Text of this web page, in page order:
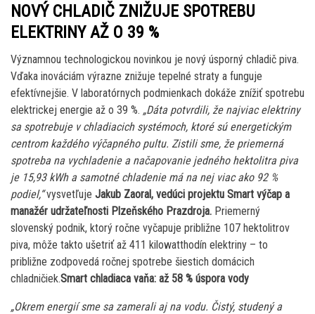
NOVÝ CHLADIČ ZNIŽUJE SPOTREBU
ELEKTRINY AŽ O 39 %
Významnou technologickou novinkou je nový úsporný chladič piva.
Vďaka inováciám výrazne znižuje tepelné straty a funguje
efektívnejšie. V laboratórnych podmienkach dokáže znížiť spotrebu
elektrickej energie až o 39 %. „Dáta potvrdili, že najviac elektriny
sa spotrebuje v chladiacich systémoch, ktoré sú energetickým
centrom každého výčapného pultu. Zistili sme, že priemerná
spotreba na vychladenie a načapovanie jedného hektolitra piva
je 15,93 kWh a samotné chladenie má na nej viac ako 92 %
podiel,“vysvetľuje Jakub Zaoral, vedúci projektu Smart výčap a
manažér udržateľnosti Plzeňského Prazdroja. Priemerný
slovenský podnik, ktorý ročne vyčapuje približne 107 hektolitrov
piva, môže takto ušetriť až 411 kilowatthodín elektriny – to
približne zodpovedá ročnej spotrebe šiestich domácich
chladničiek.Smart chladiaca vaňa: až 58 % úspora vody
„Okrem energií sme sa zamerali aj na vodu. Čistý, studený a